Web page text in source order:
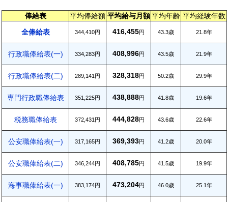
俸給表 平均俸給額 平均給与月額 平均年齢 平均経験年数
全俸給表
344,410円 416,455円 43.3歳 21.8年
行政職俸給表(一) 334,283円 408,996円 43.5歳 21.9年
行政職俸給表(二) 289,141円 328,318円 50.2歳 29.9年
専門行政職俸給表 351,225円 438,888円 41.8歳 19.6年
税務職俸給表 372,431円 444,828円 43.6歳 22.6年
公安職俸給表(一) 317,165円 369,393円 41.2歳 20.0年
公安職俸給表(二) 346,244円 408,785円 41.5歳 19.9年
海事職俸給表(一) 383,174円 473,204円 46.0歳 25.1年